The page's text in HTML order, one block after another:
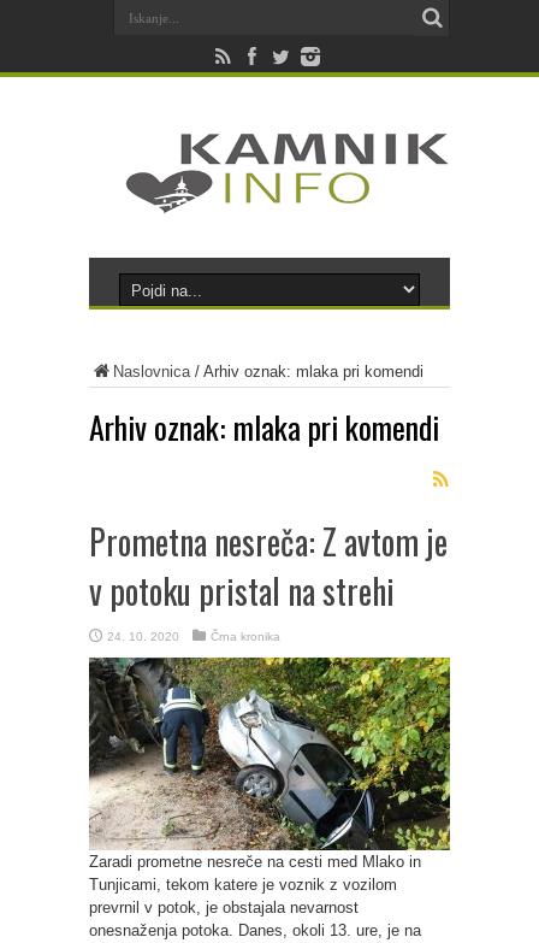
Naslovnica/ Arhiv oznak: mlaka pri komendi
Arhiv oznak: mlaka pri komendi
Prometna nesreča: Z avtom je
v potoku pristal na strehi
24. 10. 2020 Črna kronika
Zaradi prometne nesreče na cesti med Mlako in
Tunjicami, tekom katere je voznik z vozilom
prevrnil v potok, je obstajala nevarnost
onesnaženja potoka. Danes, okoli 13. ure, je na